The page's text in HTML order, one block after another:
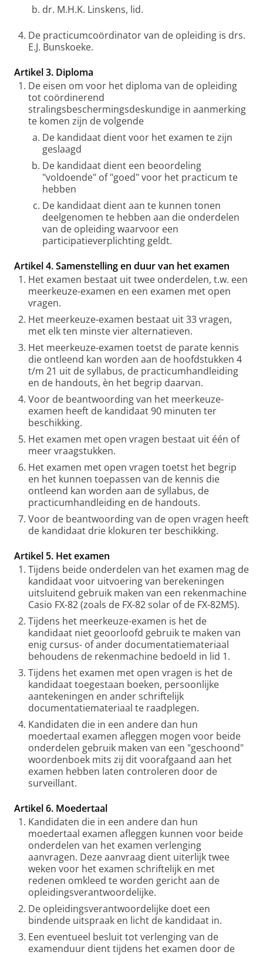
dr. M.H.K. Linskens, lid.
De practicumcoördinator van de opleiding is drs.
E.J. Bunskoeke.
Artikel 3. Diploma
De eisen om voor het diploma van de opleiding
tot coördinerend
stralingsbeschermingsdeskundige in aanmerking
te komen zijn de volgende
De kandidaat dient voor het examen te zijn
geslaagd
De kandidaat dient een beoordeling
"voldoende" of "goed" voor het practicum te
hebben
De kandidaat dient aan te kunnen tonen
deelgenomen te hebben aan die onderdelen
van de opleiding waarvoor een
participatieverplichting geldt.
Artikel 4. Samenstelling en duur van het examen
Het examen bestaat uit twee onderdelen, t.w. een
meerkeuze-examen en een examen met open
vragen.
Het meerkeuze-examen bestaat uit 33 vragen,
met elk ten minste vier alternatieven.
Het meerkeuze-examen toetst de parate kennis
die ontleend kan worden aan de hoofdstukken 4
t/m 21 uit de syllabus, de practicumhandleiding
en de handouts, èn het begrip daarvan.
Voor de beantwoording van het meerkeuze-
examen heeft de kandidaat 90 minuten ter
beschikking.
Het examen met open vragen bestaat uit één of
meer vraagstukken.
Het examen met open vragen toetst het begrip
en het kunnen toepassen van de kennis die
ontleend kan worden aan de syllabus, de
practicumhandleiding en de handouts.
Voor de beantwoording van de open vragen heeft
de kandidaat drie klokuren ter beschikking.
Artikel 5. Het examen
Tijdens beide onderdelen van het examen mag de
kandidaat voor uitvoering van berekeningen
uitsluitend gebruik maken van een rekenmachine
Casio FX-82 (zoals de FX-82 solar of de FX-82MS).
Tijdens het meerkeuze-examen is het de
kandidaat niet geoorloofd gebruik te maken van
enig cursus- of ander documentatiemateriaal
behoudens de rekenmachine bedoeld in lid 1.
Tijdens het examen met open vragen is het de
kandidaat toegestaan boeken, persoonlijke
aantekeningen en ander schriftelijk
documentatiemateriaal te raadplegen.
Kandidaten die in een andere dan hun
moedertaal examen afleggen mogen voor beide
onderdelen gebruik maken van een "geschoond"
woordenboek mits zij dit voorafgaand aan het
examen hebben laten controleren door de
surveillant.
Artikel 6. Moedertaal
Kandidaten die in een andere dan hun
moedertaal examen afleggen kunnen voor beide
onderdelen van het examen verlenging
aanvragen. Deze aanvraag dient uiterlijk twee
weken voor het examen schriftelijk en met
redenen omkleed te worden gericht aan de
opleidingsverantwoordelijke.
De opleidingsverantwoordelijke doet een
bindende uitspraak en licht de kandidaat in.
Een eventueel besluit tot verlenging van de
examenduur dient tijdens het examen door de